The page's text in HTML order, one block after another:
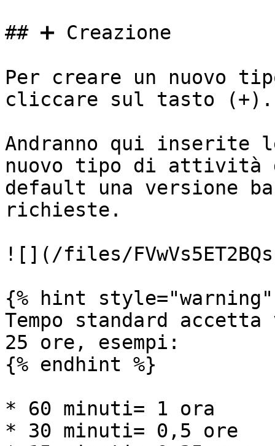
## ➕ Creazione
Per creare un nuovo
cliccare sul tasto (+).
Andranno qui
nuovo tipo di attività
default una versione
richieste.
![](/files/
{% hint style="warning"
Tempo standard
25 ore, esempi:
{% endhint %}
* 60 minuti= 1 ora
* 30 minuti= 0,5 ore